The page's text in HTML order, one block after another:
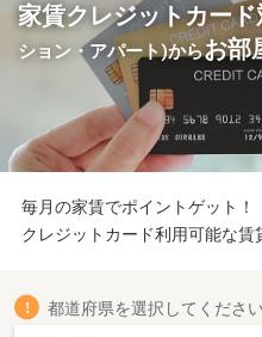
家賃クレジットカー
ション・アパート)からお部
毎月の家賃でポイントゲット！
クレジットカード利用可能な賃
都道府県を選択してください